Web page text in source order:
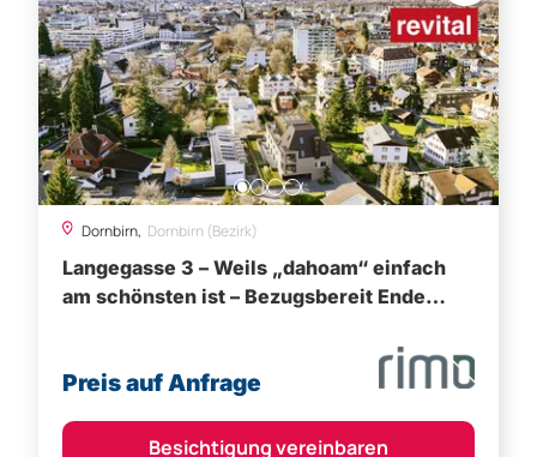
Dornbirn,Dornbirn (Bezirk)
Langegasse 3 – Weils „dahoam“ einfach
2026
Besichtigung vereinbaren